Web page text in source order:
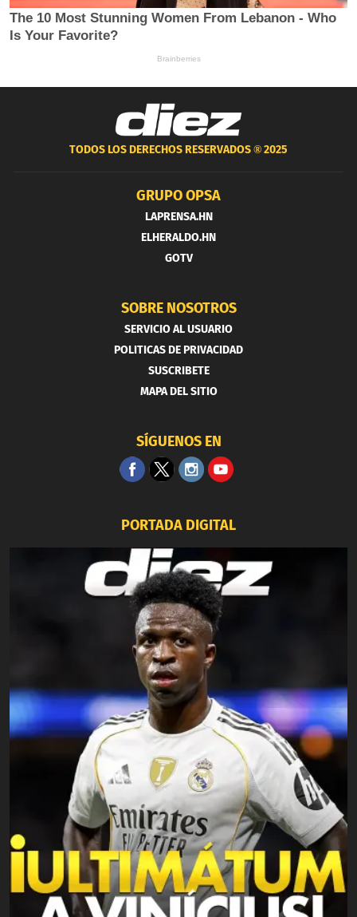
TODOS LOS DERECHOS RESERVADOS ®2025
GRUPO OPSA
LAPRENSA.HN
ELHERALDO.HN
GOTV
SOBRE NOSOTROS
SERVICIO AL USUARIO
POLITICAS DE PRIVACIDAD
SUSCRIBETE
MAPA DEL SITIO
SÍGUENOS EN
PORTADA DIGITAL